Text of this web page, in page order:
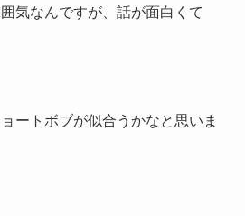
気なんですが、話が面白くて
ートボブが似合うかなと思いま